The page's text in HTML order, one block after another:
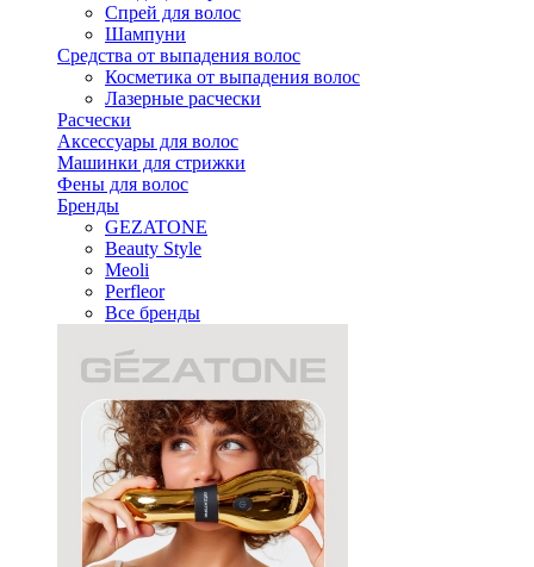
Спрей для волос
Шампуни
Средства от выпадения волос
Косметика от выпадения волос
Лазерные расчески
Расчески
Аксессуары для волос
Машинки для стрижки
Фены для волос
Бренды
GEZATONE
Beauty Style
Meoli
Perfleor
Все бренды